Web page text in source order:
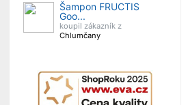
Šampon FRUCTIS
Goo...
koupil zákazník z
Chlumčany